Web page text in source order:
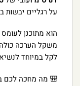
על רגליים יבשות
הוא מתוכנן
משקל הערכה
לקל במיוחד
🎒 מה מחכה לכם